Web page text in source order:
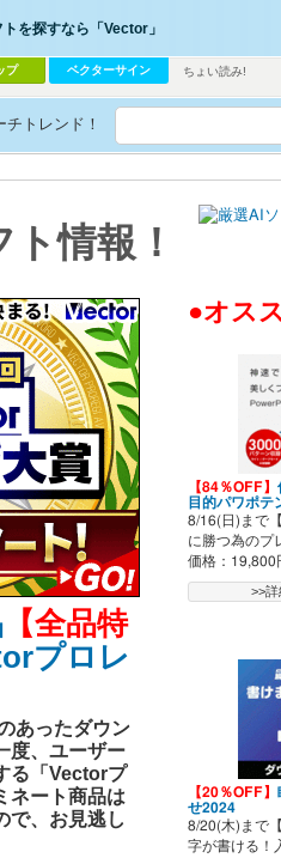
情報！
【全品特
プロレ
あったダウン
度、ユーザー
る「Vectorプ
ネート商品は
で、お見逃し
●オス
【84％OFF】
目的パワポテ
8/16(日)まで
に勝つ為のプ
価格：19,800
>>
【20％OFF】
せ2024
8/20(木)まで
字が書ける！
を探すなら「Vector」
プ ベクターサイン ちょい読み!
チトレンド！